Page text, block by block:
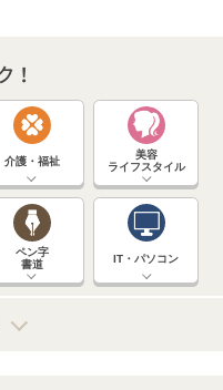
！
介護・福祉
美容
ライフスタイル
ペン字
書道
IT・パソコン